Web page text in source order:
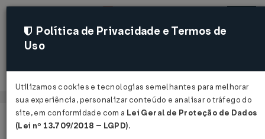
Acessar
Página Inicial Legislações
Política de Privacidade e Termos de
Uso
Utilizamos cookies e tecnologias semelhantes para melhorar
sua experiência, personalizar conteúdo e analisar o tráfego do
site, em conformidade com a Lei Geral de Proteção de Dados
(Lei nº 13.709/2018 – LGPD).